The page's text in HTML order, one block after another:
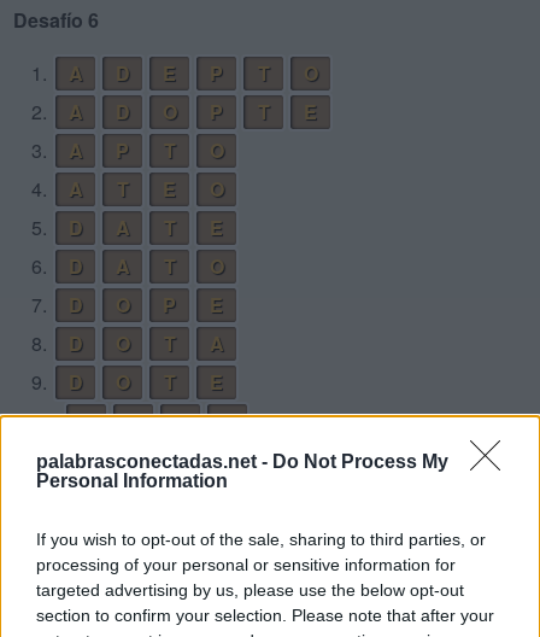
palabrasconectadas.net - Do Not Process My
Personal Information
If you wish to opt-out of the sale, sharing to third parties, or
processing of your personal or sensitive information for
targeted advertising by us, please use the below opt-out
section to confirm your selection. Please note that after your
Desafío 6
1.
A D E P T
O
2.
A D O P T
E
3.
A P T
O
4.
A T E
O
5.
D A T
E
6.
D A T
O
7.
D O P
E
8.
D O T
A
9.
D O T
E
10. O P T
A
11. O P T
E
13.
P A T
O
14.
P E T
O
15.
P O D A